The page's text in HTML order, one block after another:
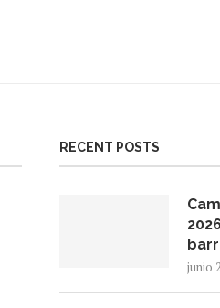
RECENT POSTS
junio